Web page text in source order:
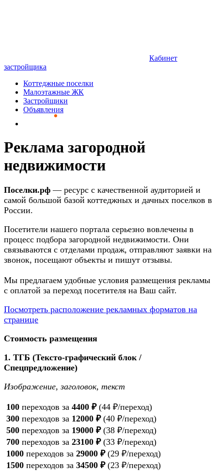
Кабинет
застройщика
Коттеджные поселки
Малоэтажные ЖК
Застройщики
Объявления
Реклама загородной
недвижимости
Поселки.рф — ресурс с качественной аудиторией и
самой большой базой коттеджных и дачных поселков в
России.
Посетители нашего портала серьезно вовлечены в
процесс подбора загородной недвижимости. Они
связываются с отделами продаж, отправляют заявки на
звонок, посещают объекты и пишут отзывы.
Мы предлагаем удобные условия размещения рекламы
с оплатой за переход посетителя на Ваш сайт.
Посмотреть расположение рекламных форматов на
странице
Стоимость размещения
1. ТГБ (Тексто-графический блок /
Спецпредложение)
Изображение, заголовок, текст
100 переходов за 4400 ₽(44 ₽/переход)
300 переходов за 12000 ₽(40 ₽/переход)
500 переходов за 19000 ₽(38 ₽/переход)
700 переходов за 23100 ₽(33 ₽/переход)
1000 переходов за 29000 ₽(29 ₽/переход)
1500 переходов за 34500 ₽(23 ₽/переход)